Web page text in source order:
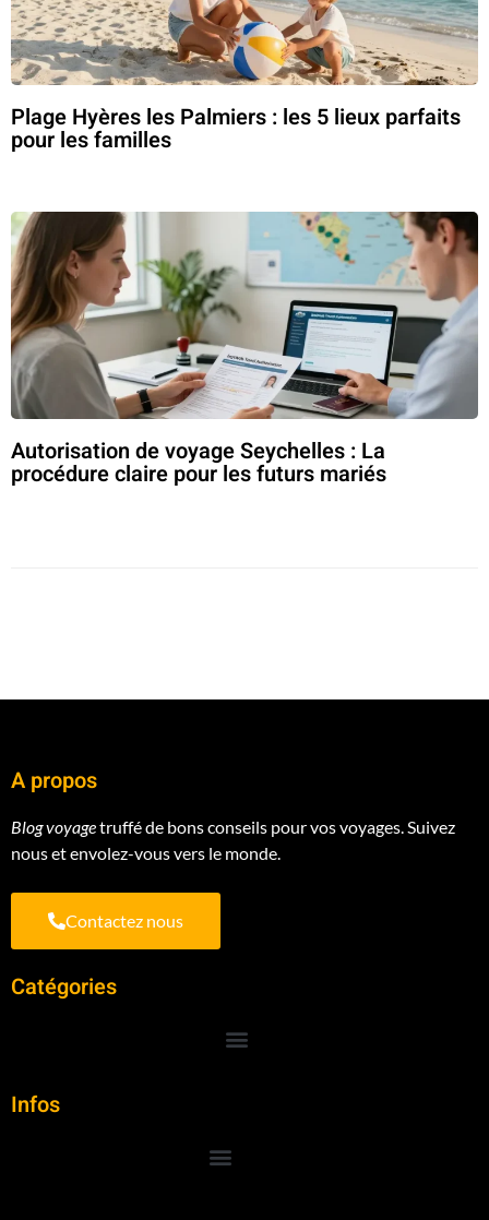
Plage Hyères les Palmiers : les 5 lieux parfaits
pour les familles
Autorisation de voyage Seychelles : La
procédure claire pour les futurs mariés
A propos
Blog voyagetruffé de bons conseils pour vos voyages. Suivez
nous et envolez-vous vers le monde.
Contactez nous
Catégories
Infos